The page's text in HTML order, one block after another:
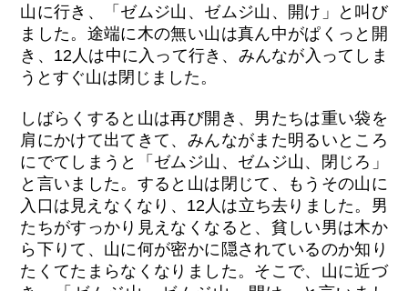
山に行き、「ゼムジ山、ゼムジ山、開け」と叫び
ました。途端に木の無い山は真ん中がぱくっと開
き、12人は中に入って行き、みんなが入ってしま
うとすぐ山は閉じました。
しばらくすると山は再び開き、男たちは重い袋を
肩にかけて出てきて、みんながまた明るいところ
にでてしまうと「ゼムジ山、ゼムジ山、閉じろ」
と言いました。すると山は閉じて、もうその山に
入口は見えなくなり、12人は立ち去りました。男
たちがすっかり見えなくなると、貧しい男は木か
ら下りて、山に何が密かに隠されているのか知り
たくてたまらなくなりました。そこで、山に近づ